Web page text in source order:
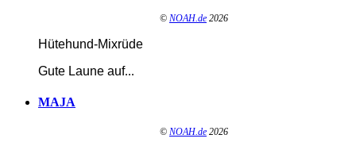
© NOAH.de 2026
Hütehund-Mixrüde
Gute Laune auf...
MAJA
© NOAH.de 2026